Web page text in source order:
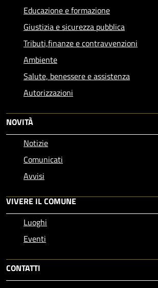
Educazione e formazione
Giustizia e sicurezza pubblica
Tributi,finanze e contravvenzioni
Ambiente
Salute, benessere e assistenza
Autorizzazioni
NOVITÀ
Notizie
Comunicati
Avvisi
VIVERE IL COMUNE
Luoghi
Eventi
CONTATTI